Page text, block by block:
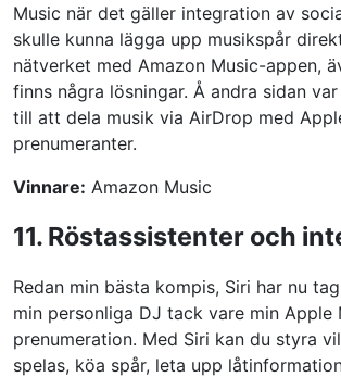
Music när det gäller integration av
skulle kunna lägga upp musikspår
nätverket med Amazon Music-appen,
finns några lösningar. Å andra sidan
till att dela musik via AirDrop med
prenumeranter.
Vinnare: Amazon Music
11. Röstassistenter och
Redan min bästa kompis, Siri har nu
min personliga DJ tack vare min Apple
prenumeration. Med Siri kan du styra
spelas, köa spår, leta upp